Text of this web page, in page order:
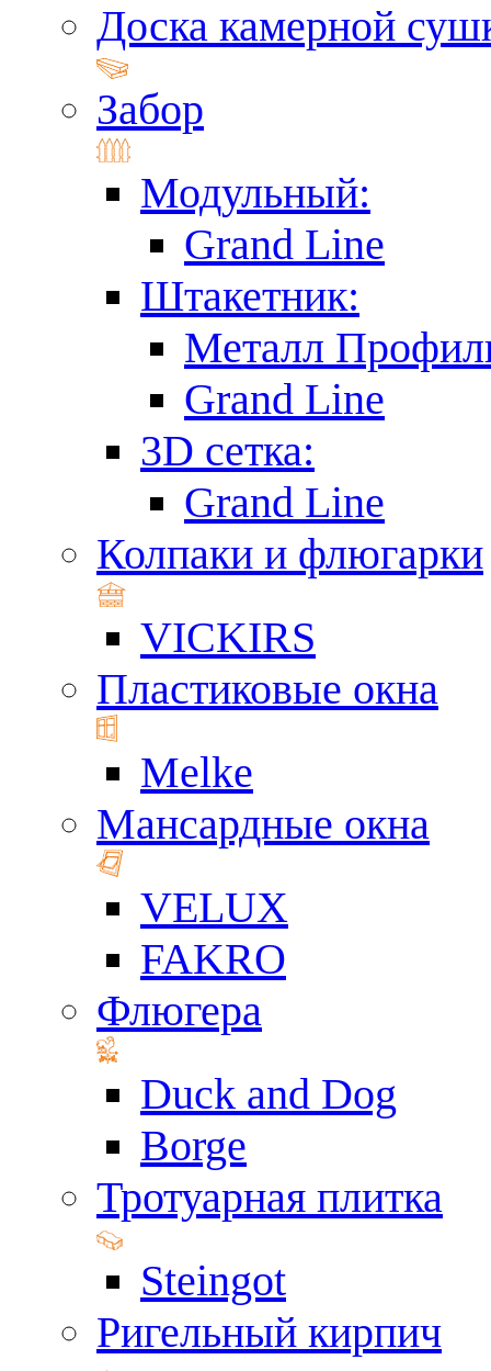
Доска камерной
Забор
Модульный:
Grand Line
Штакетник:
Металл
Grand Line
3D сетка:
Grand Line
Колпаки и флюгарки
VICKIRS
Пластиковые окна
Melke
Мансардные окна
VELUX
FAKRO
Флюгера
Duck and Dog
Borge
Тротуарная плитка
Steingot
Ригельный кирпич